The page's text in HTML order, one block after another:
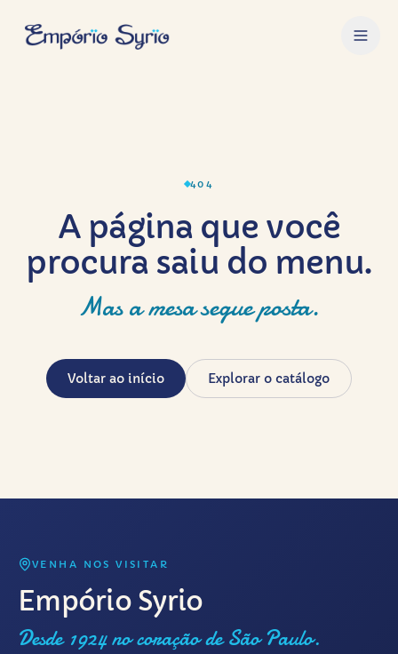
404
A página que você
procura saiu do menu.
Mas a mesa segue posta.
Voltar ao início Explorar o catálogo
VENHA NOS VISITAR
Empório Syrio
Desde 1924 no coração de São Paulo.